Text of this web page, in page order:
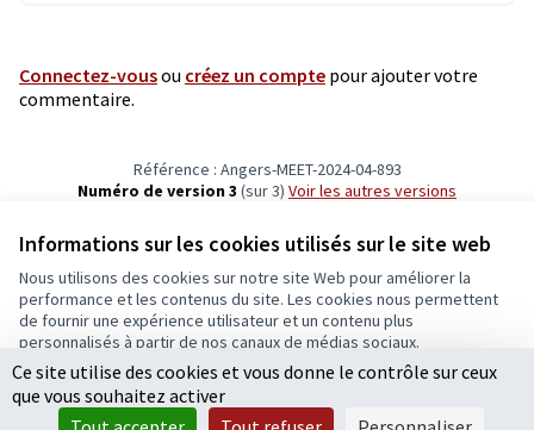
Informations sur les cookies utilisés sur le site web
Nous utilisons des cookies sur notre site Web pour améliorer la
performance et les contenus du site. Les cookies nous permettent
de fournir une expérience utilisateur et un contenu plus
personnalisés à partir de nos canaux de médias sociaux.
Tout accepter
Accepter seulement les cookies essentiels
Connectez-vousou créez un compte pour ajouter votre
commentaire.
Référence : Angers-MEET-2024-04-893
Numéro de version 3 (sur 3)
voir les autres versions
Conditions d'utilisation
Paramètres des cookies
Ecrivons Angers sur X
(Lien externe)
Ecrivons Angers sur Facebook
(Lien externe)
Ce site utilise des cookies et vous donne le contrôle sur ceux
que vous souhaitez activer